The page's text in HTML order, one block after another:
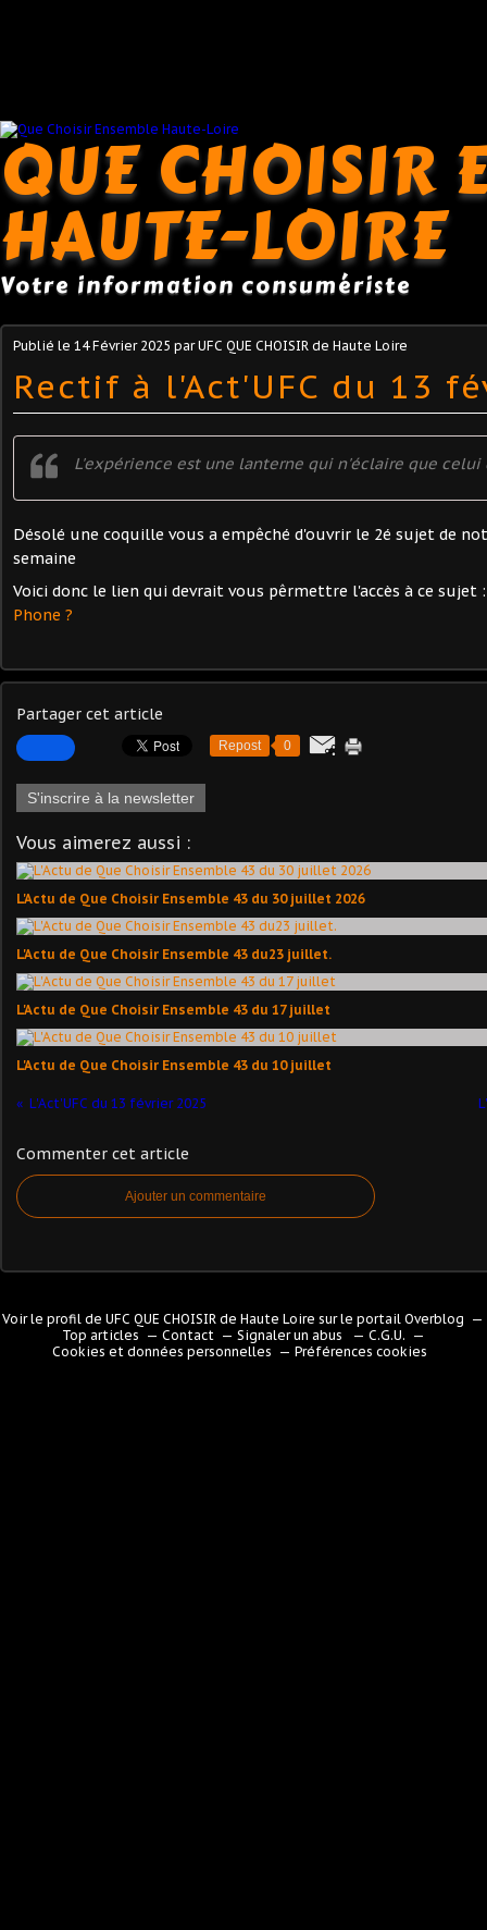
QUE CHOISIR
HAUTE-LOIRE
Votre information consumériste
Publié le 14 Février 2025 par UFC QUE CHOISIR de Haute Loire
Rectif à l'Act'UFC du 13
L'expérience est une lanterne qui n'éclaire que celui
Désolé une coquille vous a empêché d'ouvrir le 2é sujet de
semaine
Voici donc le lien qui devrait vous pêrmettre l'accès à ce sujet
Phone ?
Partager cet article
Repost 0
S'inscrire à la newsletter
Vous aimerez aussi :
L'Actu de Que Choisir Ensemble 43 du 30 juillet 2026
L'Actu de Que Choisir Ensemble 43 du23 juillet.
L'Actu de Que Choisir Ensemble 43 du 17 juillet
L'Actu de Que Choisir Ensemble 43 du 10 juillet
L'Act'UFC du 13 février 2025
Commenter cet article
Ajouter un commentaire
Voir le profil deUFC QUE CHOISIR de Haute Loire sur le portail Overblog
Top articles
Contact Signaler un abus
C.G.U.
Cookies et données personnelles
Préférences cookies